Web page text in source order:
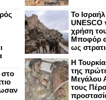
στο
Το Ισραήλ
UNESCO
χρήση
Μποφόρ
ως
Η
της
Μεγάλου
τους